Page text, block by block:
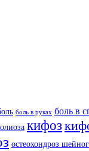
боль в руках боль в
кифоз
остеохондроз